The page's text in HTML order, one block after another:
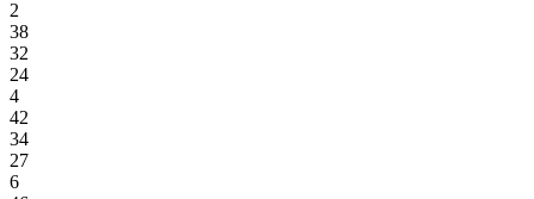
2
38
32
24
4
42
34
27
6